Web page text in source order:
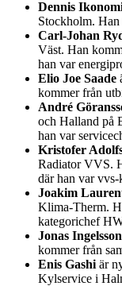
Dennis
Stockholm.
Carl-Johan
Väst. Han
han var
Elio Joe Saade
kommer från
André
och Halland på
han var
Kristofer
Radiator VVS.
där han var vvs-
Joakim
Klima-Therm.
kategorichef
Jonas Ingelsson
kommer från
Enis Gashi är
Kylservice i